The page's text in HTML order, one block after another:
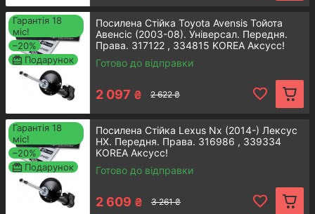
Передній амортизатор стійки
Toyota Avensis T27
Висока якість від перевіреного роками
німецького бренду. Газомасляний
амортизатор розташовується на
передньому мості.
Детальнiше
Гарантія 18
міс!
–20%
Подарунок
Посилена Стійка Toyota Avensis Тойота
Авенсіс (2003-08). Універсал. Передня.
Права. 317122 , 334815 KOREA Аксусс!
Готово до відправки
2 097 ₴ 2 622 ₴
Гарантія 18
міс!
–20%
Подарунок
Посилена Стійка Lexus Nx (2014-) Лексус
НХ. Передня. Права. 316986 , 339334
KOREA Аксусс!
Готово до відправки
2 609 ₴ 3 261 ₴